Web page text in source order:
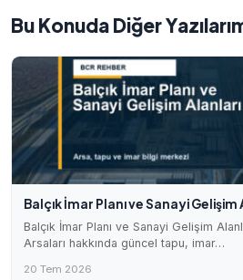
Bu Konuda Diğer
Balçık İmar Planı ve Sanayi Gelişim
Balçık İmar Planı ve Sanayi Gelişim
Arsaları hakkında güncel tapu, imar…
20 Tem 2026